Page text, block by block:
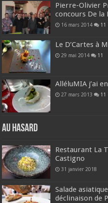
Pierre-Olivier
concours De la
16 mars 2014 11
Le D’Cartes à
29 mai 2014 11
AlléluMIA j’ai
27 mars 2013 11
Au hasard
Restaurant La
Castigno
31 janvier 2018
Salade
déclinaison de